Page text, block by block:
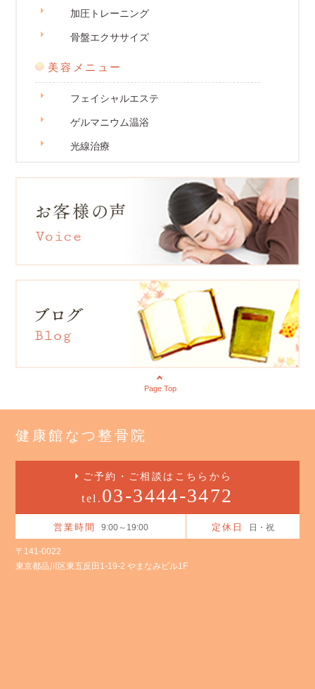
加圧トレーニング
骨盤エクササイズ
美容メニュー
フェイシャルエステ
ゲルマニウム温浴
光線治療
Page Top
健康館なつ整骨院
ご予約・ご相談はこちらから
tel. 03-3444-3472
営業時間 9:00～19:00 定休日 日・祝
〒141-0022
東京都品川区東五反田1-19-2 やまなみビル1F